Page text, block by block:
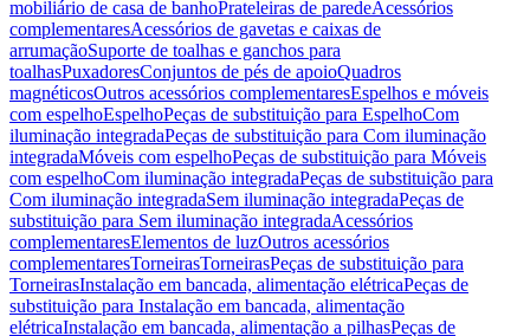
mobiliário de casa de banhoPrateleiras de paredeAcessórios
complementaresAcessórios de gavetas e caixas de
arrumaçãoSuporte de toalhas e ganchos para
toalhasPuxadoresConjuntos de pés de apoioQuadros
magnéticosOutros acessórios complementaresEspelhos e móveis
com espelhoEspelhoPeças de substituição para EspelhoCom
iluminação integradaPeças de substituição para Com iluminação
integradaMóveis com espelhoPeças de substituição para Móveis
com espelhoCom iluminação integradaPeças de substituição para
Com iluminação integradaSem iluminação integradaPeças de
substituição para Sem iluminação integradaAcessórios
complementaresElementos de luzOutros acessórios
complementaresTorneirasTorneirasPeças de substituição para
TorneirasInstalação em bancada, alimentação elétricaPeças de
substituição para Instalação em bancada, alimentação
elétricaInstalação em bancada, alimentação a pilhasPeças de